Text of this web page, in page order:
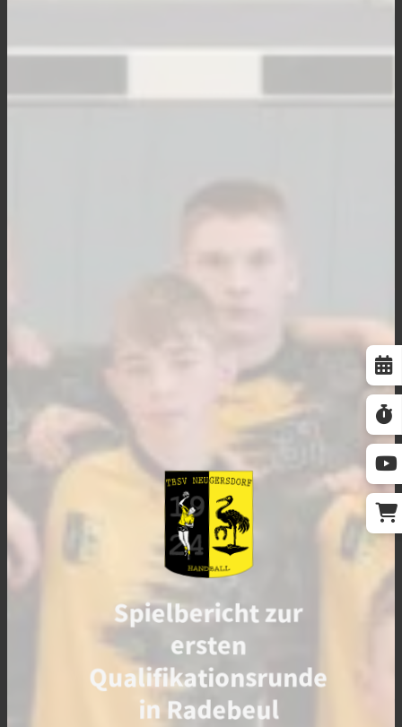
Spielbericht zur
ersten
Qualifikationsrunde
in Radebeul